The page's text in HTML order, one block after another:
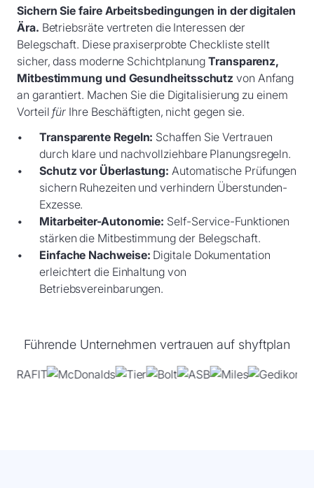
Sichern Sie faire Arbeitsbedingungen in der digitalen
Ära. Betriebsräte vertreten die Interessen der
Belegschaft. Diese praxiserprobte Checkliste stellt
sicher, dass moderne SchichtplanungTransparenz,
Mitbestimmung und Gesundheitsschutz von Anfang
an garantiert. Machen Sie die Digitalisierung zu einem
Vorteilfür Ihre Beschäftigten, nicht gegen sie.
Transparente Regeln: Schaffen Sie Vertrauen
durch klare und nachvollziehbare Planungsregeln.
Schutz vor Überlastung: Automatische Prüfungen
sichern Ruhezeiten und verhindern Überstunden-
Exzesse.
Mitarbeiter-Autonomie: Self-Service-Funktionen
stärken die Mitbestimmung der Belegschaft.
Einfache Nachweise: Digitale Dokumentation
erleichtert die Einhaltung von
Betriebsvereinbarungen.
Führende Unternehmen vertrauen auf shyftplan